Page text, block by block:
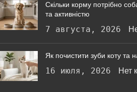
Скільки корму потрібно
та активністю
7 августа, 2026
Як почистити зуби коту та
16 июля, 2026 Нет